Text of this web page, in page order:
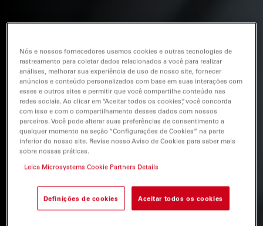
Nós e nossos fornecedores usamos cookies e outras tecnologias de
rastreamento para coletar dados relacionados a você para realizar
análises, melhorar sua experiência de uso de nosso site, fornecer
anúncios e conteúdo personalizados com base em suas interações com
esses e outros sites e permitir que você compartilhe conteúdo nas
redes sociais. Ao clicar em “Aceitar todos os cookies”, você concorda
com isso e com o compartilhamento desses dados com nossos
parceiros. Você pode alterar suas preferências de consentimento a
qualquer momento na seção “Configurações de Cookies” na parte
inferior do nosso site. Revise nosso Aviso de Cookies para saber mais
sobre nossas práticas.
Leica Microsystems Cookie Partners Details
Definições de cookies Aceitar todos os cookies